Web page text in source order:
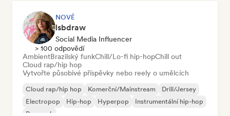
NOVÉ
lsbdraw
Social Media Influencer
> 100 odpovědí
AmbientBrazilský funkChill/Lo-fi hip-hopChill out
Cloud rap/hip hop
Vytvořte působivé příspěvky nebo reely o umělcích
Cloud rap/hip hop Komerční/Mainstream
Drill/Jersey
Electropop
Hip-hop Hyperpop
Instrumentální hip-hop
Pop rock